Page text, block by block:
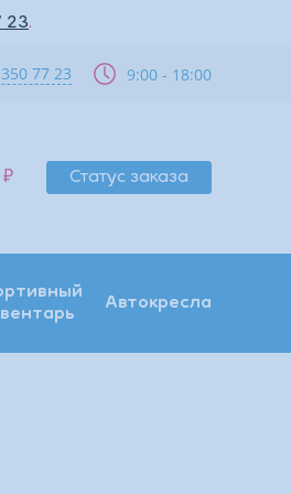
23.
77 23 9:00 - 18:00
₽ Статус заказа
Автокресла